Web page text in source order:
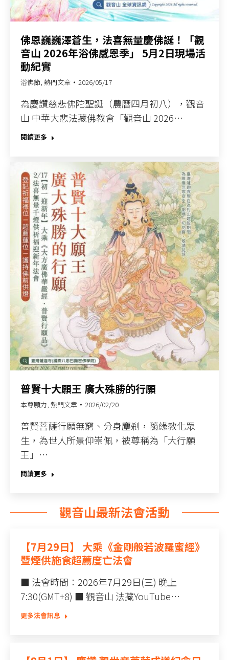
佛恩巍巍澤蒼生，法喜無量慶佛誕！「觀
音山 2026年浴佛感恩季」 5月2日現場活
動紀實
浴佛節, 熱門文章 2026/05/17
為慶讚慈悲佛陀聖誕（農曆四月初八），觀音
山 中華大悲法藏佛教會「觀音山 2026…
閱讀更多
普賢十大願王 廣大殊勝的行願​
本尊願力, 熱門文章 2026/02/20
普賢菩薩行願無窮、分身塵剎，隨緣教化眾
生，為世人所景仰崇佩，被尊稱為「大行願
王」…
閱讀更多
觀音山最新法會活動
【7月29日】 大乘《金剛般若波羅蜜經》
暨煙供施食超薦度亡法會
■ 法會時間：2026年7月29日(三) 晚上
7:30(GMT+8) ■ 觀音山 法藏YouTube…
更多法會訊息